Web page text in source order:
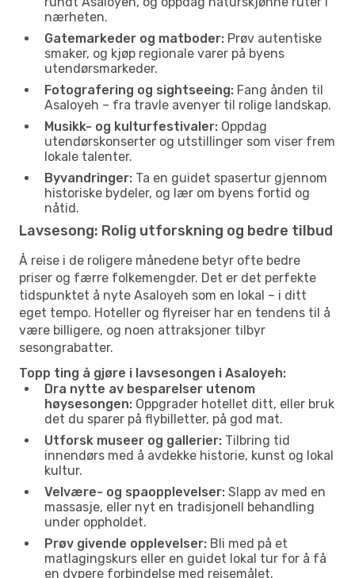
nærheten.
Gatemarkeder og matboder: Prøv autentiske
smaker, og kjøp regionale varer på byens
utendørsmarkeder.
Fotografering og sightseeing: Fang ånden til
Asaloyeh – fra travle avenyer til rolige landskap.
Musikk- og kulturfestivaler: Oppdag
utendørskonserter og utstillinger som viser frem
lokale talenter.
Byvandringer: Ta en guidet spasertur gjennom
historiske bydeler, og lær om byens fortid og
nåtid.
Lavsesong: Rolig utforskning og bedre tilbud
Å reise i de roligere månedene betyr ofte bedre
priser og færre folkemengder. Det er det perfekte
tidspunktet å nyte Asaloyeh som en lokal – i ditt
eget tempo. Hoteller og flyreiser har en tendens til å
være billigere, og noen attraksjoner tilbyr
sesongrabatter.
Topp ting å gjøre i lavsesongen i Asaloyeh:
Dra nytte av besparelser utenom
høysesongen: Oppgrader hotellet ditt, eller bruk
det du sparer på flybilletter, på god mat.
Utforsk museer og gallerier: Tilbring tid
innendørs med å avdekke historie, kunst og lokal
kultur.
Velvære- og spaopplevelser: Slapp av med en
massasje, eller nyt en tradisjonell behandling
under oppholdet.
Prøv givende opplevelser: Bli med på et
matlagingskurs eller en guidet lokal tur for å få
en dypere forbindelse med reisemålet.